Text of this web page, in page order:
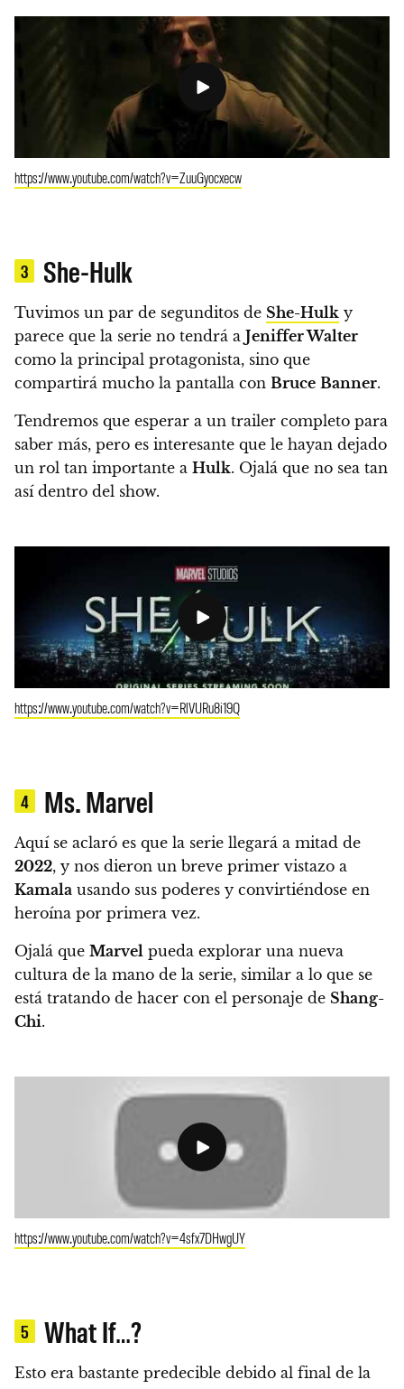
https://www.youtube.com/watch?v=ZuuGyocxecw
3 She-Hulk
Tuvimos un par de segunditos de She-Hulk y
parece que la serie no tendrá a Jeniffer Walter
como la principal protagonista, sino que
compartirá mucho la pantalla con Bruce Banner.
Tendremos que esperar a un trailer completo para
saber más, pero es interesante que le hayan dejado
un rol tan importante a Hulk. Ojalá que no sea tan
así dentro del show.
https://www.youtube.com/watch?v=RlVURu8i19Q
4 Ms. Marvel
Aquí se aclaró es que la serie llegará a mitad de
2022, y nos dieron un breve primer vistazo a
Kamala usando sus poderes y convirtiéndose en
heroína por primera vez.
Ojalá que Marvel pueda explorar una nueva
cultura de la mano de la serie, similar a lo que se
está tratando de hacer con el personaje de Shang-
Chi.
https://www.youtube.com/watch?v=4sfx7DHwgUY
5 What If…?
Esto era bastante predecible debido al final de la